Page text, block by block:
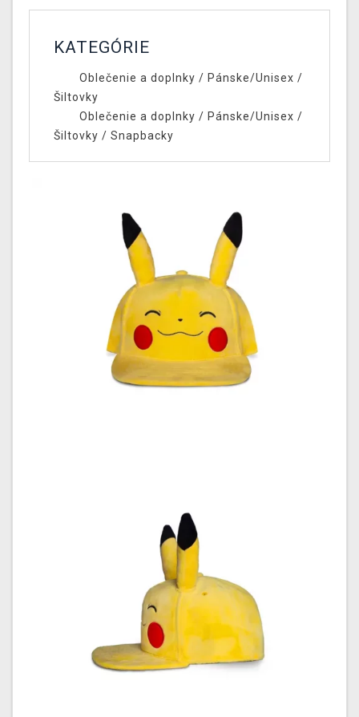
KATEGÓRIE
Oblečenie a doplnky / Pánske/Unisex /
Šiltovky
Oblečenie a doplnky / Pánske/Unisex /
Šiltovky / Snapbacky